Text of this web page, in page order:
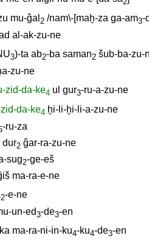
mu-ĝal 2 /nam\-[maḫ-za ga-am3-
al-ak-zu-ne
3)-ta ab2-ba saman2 šub-ba-zu-
zu-ne
zid-da-ke4 ul gur3-ru-a-zu-ne
da-ke4 ḫi-li-ḫi-li-a-zu-ne
-ru-za
dur2 ĝar-ra-zu-ne
sug2-ge-eš
ma-ra-e-ne
2-e-ne
un-ed3-de3-en
ma-ra-ni-in-ku4-ku4-de3-en